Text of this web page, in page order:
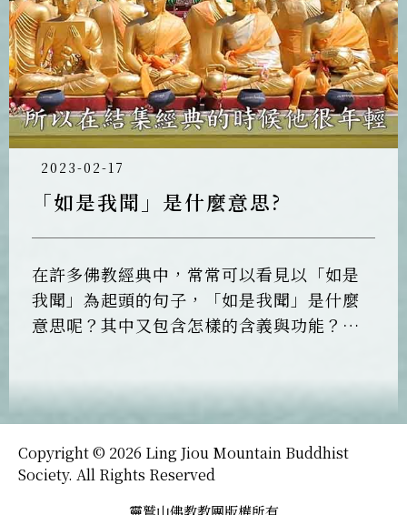
2023-02-17
「如是我聞」是什麼意思?
在許多佛教經典中，常常可以看見以「如是
我聞」為起頭的句子，「如是我聞」是什麼
意思呢？其中又包含怎樣的含義與功能？佛
源或關聯？本集為您細說當中緣由。
Copyright © 2026 Ling Jiou Mountain Buddhist
Society. All Rights Reserved
靈鷲山佛教教團版權所有